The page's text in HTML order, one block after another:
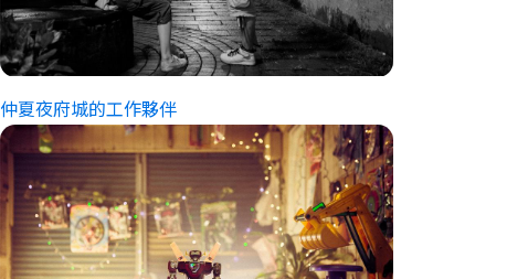
仲夏夜府城的工作夥伴